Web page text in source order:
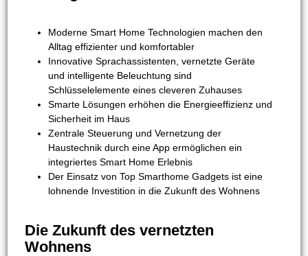
Moderne Smart Home Technologien machen den
Alltag effizienter und komfortabler
Innovative Sprachassistenten, vernetzte Geräte
und intelligente Beleuchtung sind
Schlüsselelemente eines cleveren Zuhauses
Smarte Lösungen erhöhen die Energieeffizienz und
Sicherheit im Haus
Zentrale Steuerung und Vernetzung der
Haustechnik durch eine App ermöglichen ein
integriertes Smart Home Erlebnis
Der Einsatz von Top Smarthome Gadgets ist eine
lohnende Investition in die Zukunft des Wohnens
Die Zukunft des vernetzten
Wohnens